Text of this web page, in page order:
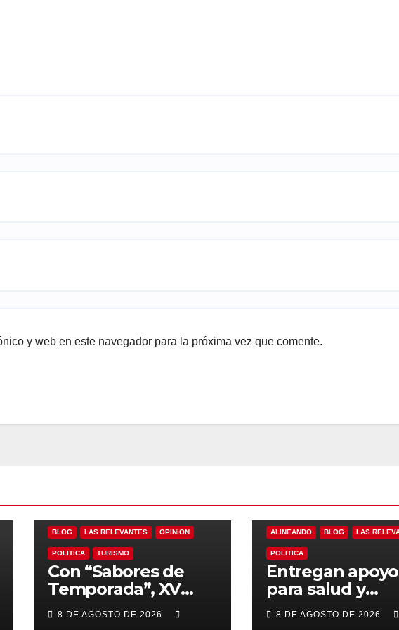
y web en este navegador para la próxima vez que comente.
BLOG LAS RELEVANTES OPINION
POLITICA TURISMO
Con “Sabores de
Temporada”, XV
Ayuntamiento de
Los Cabos y Canirac
8 DE AGOSTO DE 2026
ALINEANDO BLOG LAS
POLITICA
Entregan
para salud y
necesidades del
hogar a familias
8 DE AGOSTO DE 2026